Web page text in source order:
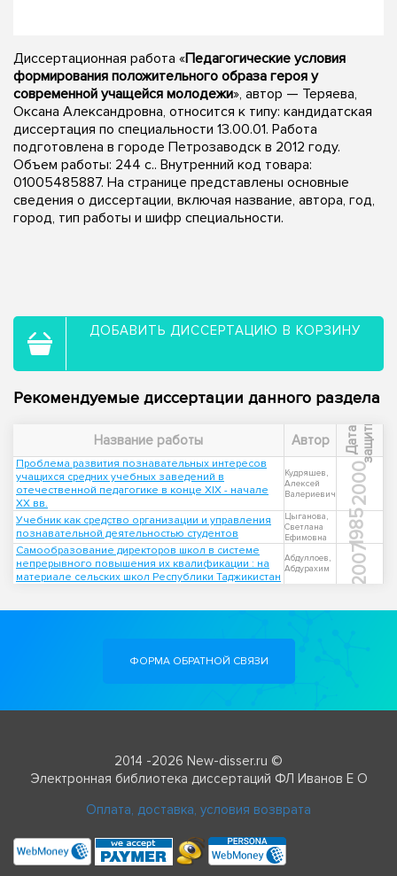
Диссертационная работа «Педагогические условия
формирования положительного образа героя у
современной учащейся молодежи», автор — Теряева,
Оксана Александровна, относится к типу: кандидатская
диссертация по специальности 13.00.01. Работа
подготовлена в городе Петрозаводск в 2012 году.
Объем работы: 244 с.. Внутренний код товара:
01005485887. На странице представлены основные
сведения о диссертации, включая название, автора, год,
город, тип работы и шифр специальности.
ДОБАВИТЬ ДИССЕРТАЦИЮ В КОРЗИНУ
Рекомендуемые диссертации данного раздела
Название работы Автор Д
а
т
а
з
а
щ
и
т ы
Проблема развития познавательных интересов
учащихся средних учебных заведений в
отечественной педагогике в конце XIX - начале
XX вв.
Кудряшев,
Алексей
Валериевич
2000
Учебник как средство организации и управления
познавательной деятельностью студентов
Цыганова,
Светлана
Ефимовна
1985
Самообразование директоров школ в системе
непрерывного повышения их квалификации : на
материале сельских школ Республики Таджикистан
Абдуллоев,
Абдурахим
2007
ФОРМА ОБРАТНОЙ СВЯЗИ
2014 -2026 New-disser.ru ©
Электронная библиотека диссертаций ФЛ Иванов Е О
Оплата, доставка, условия возврата